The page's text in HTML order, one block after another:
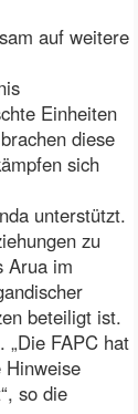
auf weitere
Einheiten
diese
sich
unterstützt.
zu
Arua im
beteiligt ist.
„Die FAPC hat
Hinweise
so die